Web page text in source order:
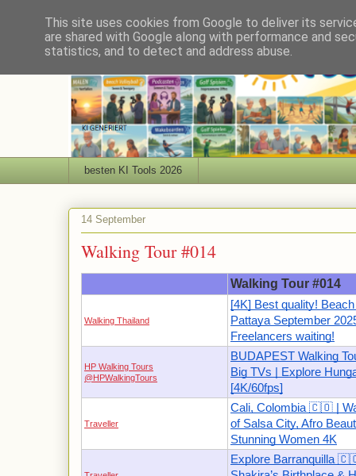
besten KI Tools 2026
14 September
Walking Tour #014
Walking Tour #014
Walking Thailand
[4K] Best quality!
Pattaya September
Freelancers waiting!
HP Walking Tours
@HPWalkingTours
BUDAPEST Walking
Big TVs | Explore
[4K/60fps]
Traveller
Cali, Colombia 🇨🇴 |
of Salsa City, Afro
Stunning Women 4K
Explore Barranquilla
This site uses cookies from Google to deliver its
are shared with Google along with performance and
statistics, and to detect and address abuse.